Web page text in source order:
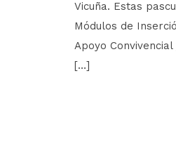
Vicuña. Estas
Módulos de
Apoyo
[…]